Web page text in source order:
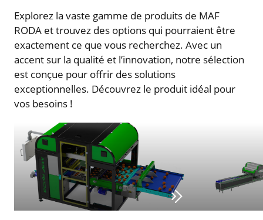
Explorez la vaste gamme de produits de MAF
RODA et trouvez des options qui pourraient être
exactement ce que vous recherchez. Avec un
accent sur la qualité et l’innovation, notre sélection
est conçue pour offrir des solutions
exceptionnelles. Découvrez le produit idéal pour
vos besoins !